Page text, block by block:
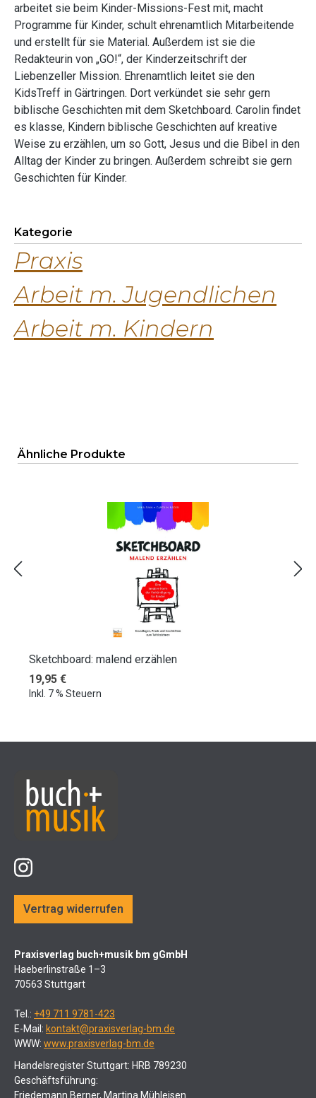
arbeitet sie beim Kinder-Missions-Fest mit, macht
Programme für Kinder, schult ehrenamtlich Mitarbeitende
und erstellt für sie Material. Außerdem ist sie die
Redakteurin von „GO!“, der Kinderzeitschrift der
Liebenzeller Mission. Ehrenamtlich leitet sie den
KidsTreff in Gärtringen. Dort verkündet sie sehr gern
biblische Geschichten mit dem Sketchboard. Carolin findet
es klasse, Kindern biblische Geschichten auf kreative
Weise zu erzählen, um so Gott, Jesus und die Bibel in den
Alltag der Kinder zu bringen. Außerdem schreibt sie gern
Geschichten für Kinder.
Kategorie
Praxis
Arbeit m. Jugendlichen
Arbeit m. Kindern
Produktgalerie überspringen
Ähnliche Produkte
Sketchboard: malend erzählen
Regulärer Preis:
19,95 €
Inkl. 7 % Steuern
Vertrag widerrufen
Praxisverlag buch+musik bm gGmbH
Haeberlinstraße 1–3
70563 Stuttgart
Tel.: +49 711 9781-423
E-Mail: kontakt@praxisverlag-bm.de
WWW: www.praxisverlag-bm.de
Handelsregister Stuttgart: HRB 789230
Geschäftsführung:
Friedemann Berner, Martina Mühleisen